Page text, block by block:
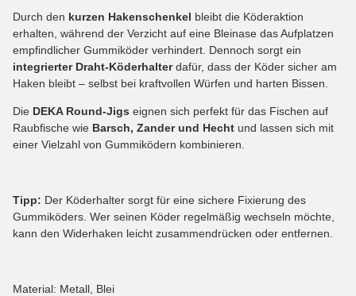
Durch den kurzen Hakenschenkel bleibt die Köderaktion
erhalten, während der Verzicht auf eine Bleinase das Aufplatzen
empfindlicher Gummiköder verhindert. Dennoch sorgt ein
integrierter Draht-Köderhalterdafür, dass der Köder sicher am
Haken bleibt – selbst bei kraftvollen Würfen und harten Bissen.
Die DEKA Round-Jigs eignen sich perfekt für das Fischen auf
Raubfische wie Barsch, Zander und Hecht und lassen sich mit
einer Vielzahl von Gummiködern kombinieren.
Tipp: Der Köderhalter sorgt für eine sichere Fixierung des
Gummiköders. Wer seinen Köder regelmäßig wechseln möchte,
kann den Widerhaken leicht zusammendrücken oder entfernen.
Material: Metall, Blei